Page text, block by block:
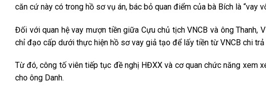
căn cứ này có trong hồ sơ vụ án, bác bỏ quan điểm của bà Bích là “vay
Đối với quan hệ vay mượn tiền giữa Cựu chủ tịch VNCB và ông Thanh,
chỉ đạo cấp dưới thực hiện hồ sơ vay giả tạo để lấy tiền từ VNCB chi trả
Từ đó, công tố viên tiếp tục đề nghị HĐXX và cơ quan chức năng xem
cho ông Danh.